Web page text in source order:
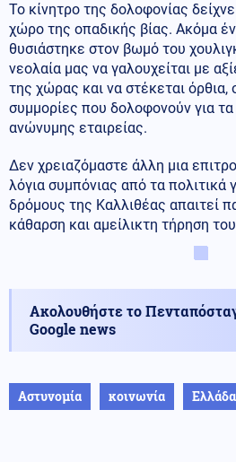
Το κίνητρο της δολοφονίας
χώρο της οπαδικής βίας. Ακόμα
θυσιάστηκε στον βωμό του
νεολαία μας να γαλουχείται με
της χώρας και να στέκεται όρθια,
συμμορίες που δολοφονούν για
ανώνυμης εταιρείας.
Δεν χρειαζόμαστε άλλη μια
λόγια συμπόνιας από τα πολιτικά
δρόμους της Καλλιθέας απαιτεί
κάθαρση και αμείλικτη τήρηση
Ακολουθήστε το
Google news
Αστυνομία κοινωνία Ελλάδα